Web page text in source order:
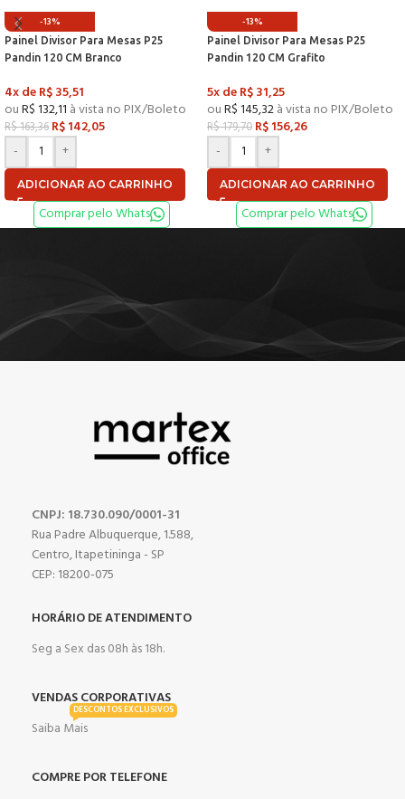
-13%
Painel Divisor Para Mesas P25
Pandin 120 CM Branco
4x deR$35,51
ouR$132,11 à vista no PIX/Boleto
R$163,36 R$142,05
-
+
ADICIONAR AO CARRINHO
Comprar pelo Whats
-13%
Painel Divisor Para Mesas P25
Pandin 120 CM Grafito
5x deR$31,25
ouR$145,32à vista no PIX/Boleto
R$179,70 R$156,26
-
+
ADICIONAR AO CARRINHO
Comprar pelo Whats
CNPJ: 18.730.090/0001-31
Rua Padre Albuquerque, 1.588,
Centro, Itapetininga - SP
CEP: 18200-075
HORÁRIO DE ATENDIMENTO
Seg a Sex das 08h às 18h.
VENDAS CORPORATIVAS
Saiba Mais
DESCONTOS EXCLUSIVOS
COMPRE POR TELEFONE